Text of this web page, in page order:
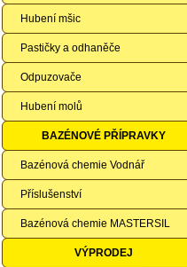
Hubení mšic
Pastičky a odhaněče
Odpuzovače
Hubení molů
BAZÉNOVÉ PŘÍPRAVKY
Bazénová chemie Vodnář
Příslušenství
Bazénová chemie MASTERSIL
VÝPRODEJ